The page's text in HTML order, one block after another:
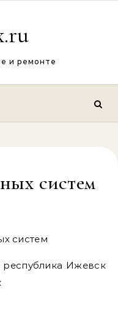
и ремонте
систем
систем
республика Ижевск